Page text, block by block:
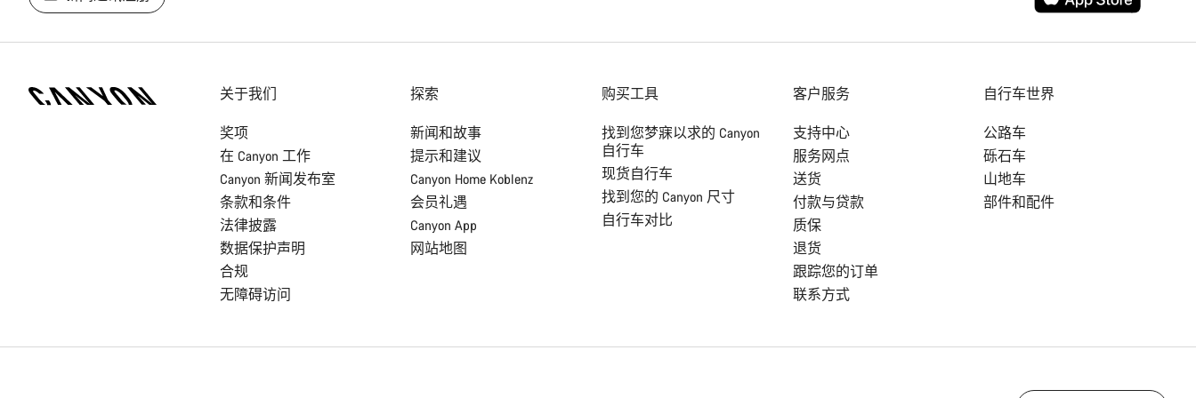
关于我们
奖项
在 Canyon 工作
Canyon 新闻发布室
条款和条件
法律披露
数据保护声明
合规
无障碍访问
探索
新闻和故事
提示和建议
Canyon Home Koblenz
会员礼遇
Canyon App
网站地图
购买工具
找到您梦寐以求的 Canyon
自行车
现货自行车
找到您的 Canyon 尺寸
自行车对比
客户服务
支持中心
服务网点
送货
付款与贷款
质保
退货
跟踪您的订单
联系方式
自行车世界
公路车
砾石车
山地车
部件和配件